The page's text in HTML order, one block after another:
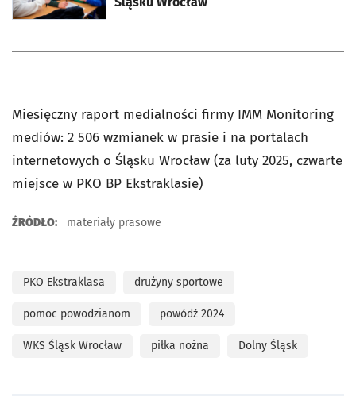
Miesięczny raport medialności firmy IMM Monitoring
mediów: 2 506 wzmianek w prasie i na portalach
internetowych o Śląsku Wrocław (za luty 2025, czwarte
miejsce w PKO BP Ekstraklasie)
ŹRÓDŁO: materiały prasowe
PKO Ekstraklasa drużyny sportowe
pomoc powodzianom powódź 2024
WKS Śląsk Wrocław piłka nożna Dolny Śląsk